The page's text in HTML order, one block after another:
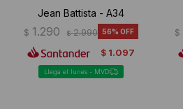
Jean Battista - A34
$ 1.290 $ 2.990 56
$ 1.097
Llega el lunes - MVD
$